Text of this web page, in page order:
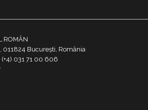
ROMÂN
011824 București, România
(+4) 031 71 00 606